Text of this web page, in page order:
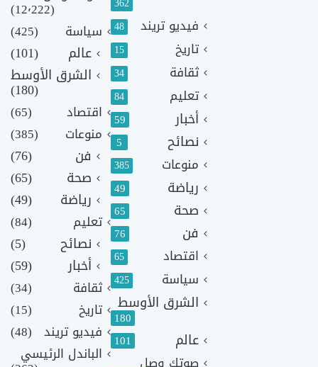
فيديو تريند 48
تاريخ 15
ثقافة 34
تعليم 84
أخبار 59
نصائح 5
منوعات 385
رياضة 49
صحة 65
فن 76
اقتصاد 65
سياسة 425
الشرق الأوسط
180
عالم 101
صوتك وصل
(12٬222)
سياسة
(425)
عالم
(101)
الشرق الأوسط
(180)
اقتصاد
(65)
منوعات
(385)
فن
(76)
صحة
(65)
رياضة
(49)
تعليم (84)
نصائح
(5)
أخبار
(59)
ثقافة
(34)
تاريخ
(15)
فيديو تريند (48)
الباندل الرئيسي